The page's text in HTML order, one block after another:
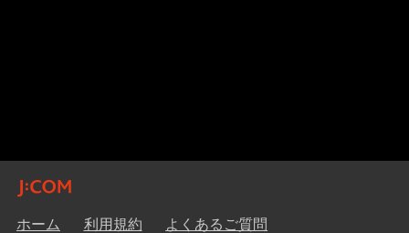
ホーム 利用規約 よくあるご質問